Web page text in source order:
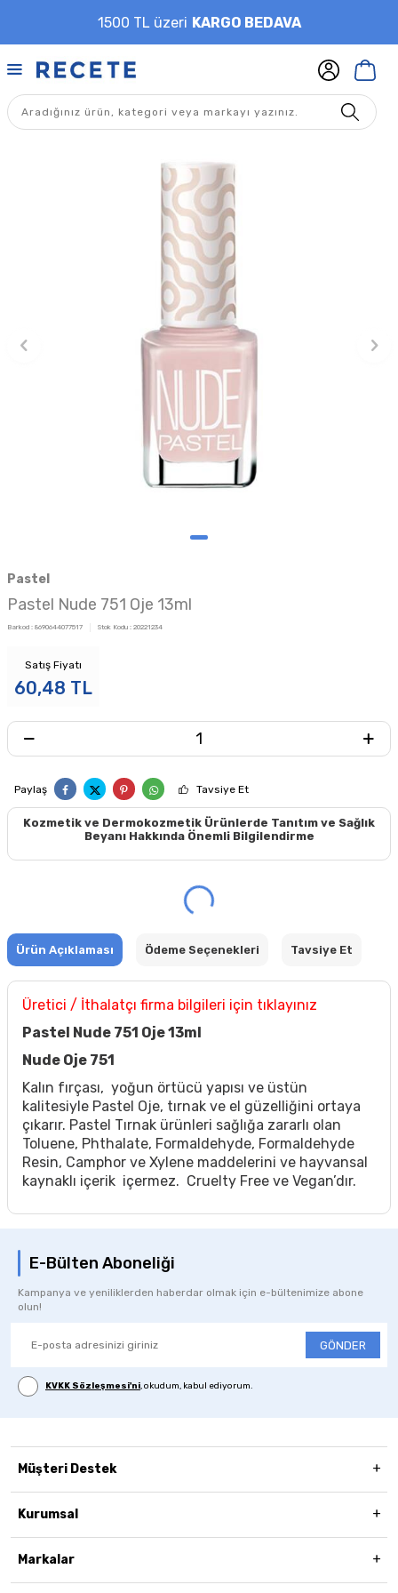
1500 TL üzeri KARGO BEDAVA
Pastel
Pastel Nude 751 Oje 13ml
Barkod : 8690644077517 Stok Kodu : 20221234
Satış Fiyatı
60,48 TL
Paylaş Tavsiye Et
Kozmetik ve Dermokozmetik Ürünlerde Tanıtım ve Sağlık
Beyanı Hakkında Önemli Bilgilendirme
Ürün Açıklaması Ödeme Seçenekleri Tavsiye Et
Üretici / İthalatçı firma bilgileri için tıklayınız
Pastel Nude 751 Oje 13ml
Nude Oje 751
Kalın fırçası, yoğun örtücü yapısı ve üstün
kalitesiyle Pastel Oje, tırnak ve el güzelliğini ortaya
çıkarır. Pastel Tırnak ürünleri sağlığa zararlı olan
Toluene, Phthalate, Formaldehyde, Formaldehyde
Resin, Camphor ve Xylene maddelerini ve hayvansal
kaynaklı içerik içermez. Cruelty Free ve Vegan’dır.
E-Bülten Aboneliği
Kampanya ve yeniliklerden haberdar olmak için e-bültenimize abone
olun!
GÖNDER
KVKK Sözleşmesi'ni, okudum, kabul ediyorum.
Müşteri Destek
Kurumsal
Markalar